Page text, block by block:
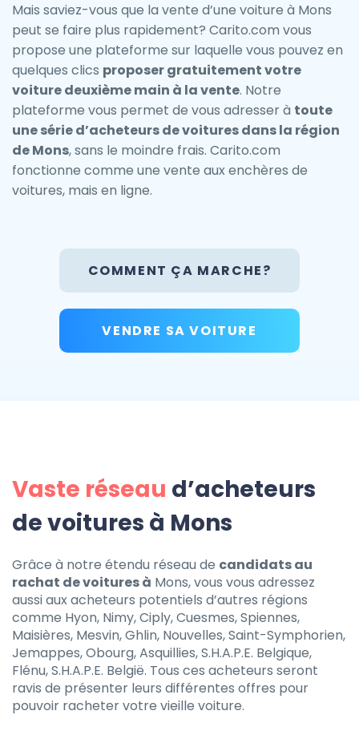
Mais saviez-vous que la vente d’une voiture à Mons
peut se faire plus rapidement? Carito.com vous
propose une plateforme sur laquelle vous pouvez en
quelques clics proposer gratuitement votre
voiture deuxième main à la vente. Notre
plateforme vous permet de vous adresser à toute
une série d’acheteurs de voitures dans la région
de Mons, sans le moindre frais. Carito.com
fonctionne comme une vente aux enchères de
voitures, mais en ligne.
COMMENT ÇA MARCHE?
VENDRE SA VOITURE
Vaste réseau d’acheteurs
de voitures à Mons
Grâce à notre étendu réseau de candidats au
rachat de voitures à Mons, vous vous adressez
aussi aux acheteurs potentiels d’autres régions
comme Hyon, Nimy, Ciply, Cuesmes, Spiennes,
Maisières, Mesvin, Ghlin, Nouvelles, Saint-Symphorien,
Jemappes, Obourg, Asquillies, S.H.A.P.E. Belgique,
Flénu, S.H.A.P.E. België. Tous ces acheteurs seront
ravis de présenter leurs différentes offres pour
pouvoir racheter votre vieille voiture.